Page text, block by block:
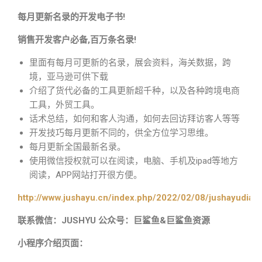
每月更新名录的开发电子书!
销售开发客户必备,百万条名录!
里面有每月可更新的名录，展会资料，海关数据，跨
境，亚马逊可供下载
介绍了货代必备的工具更新超千种，以及各种跨境电商
工具，外贸工具。
话术总结，如何和客人沟通，如何去回访拜访客人等等
开发技巧每月更新不同的，供全方位学习思维。
每月更新全国最新名录。
使用微信授权就可以在阅读，电脑、手机及ipad等地方
阅读，APP网站打开很方便。
http://www.jushayu.cn/index.php/2022/02/08/
联系微信：JUSHYU 公众号：巨鲨鱼&巨鲨鱼资源
小程序介绍页面：